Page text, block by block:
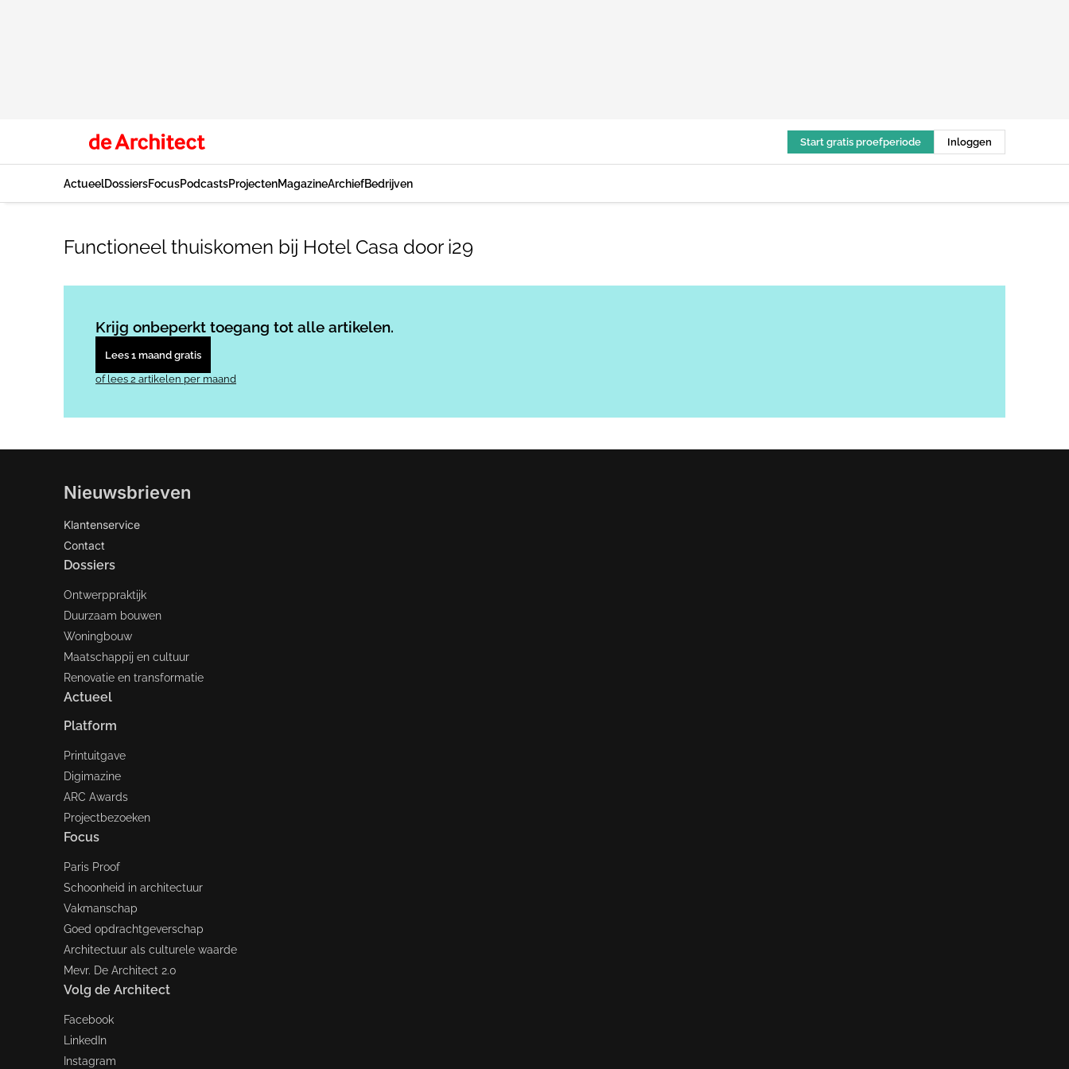
Start gratis proefperiode Inloggen
ActueelDossiersFocusPodcastsProjectenMagazineArchiefBedrijven
Functioneel thuiskomen bij Hotel Casa door i29
Krijg onbeperkt toegang tot alle artikelen.
Lees 1 maand gratis
of lees 2 artikelen per maand
Nieuwsbrieven
Klantenservice
Contact
Dossiers
Ontwerppraktijk
Duurzaam bouwen
Woningbouw
Maatschappij en cultuur
Renovatie en transformatie
Actueel
Platform
Printuitgave
Digimazine
ARC Awards
Projectbezoeken
Focus
Paris Proof
Schoonheid in architectuur
Vakmanschap
Goed opdrachtgeverschap
Architectuur als culturele waarde
Mevr. De Architect 2.0
Volg de Architect
Facebook
LinkedIn
Instagram